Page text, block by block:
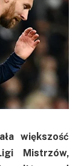
większość
Mistrzów,